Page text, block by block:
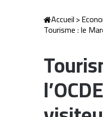
Accueil>
Tourisme : le